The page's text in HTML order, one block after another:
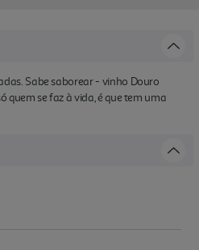
Sabe saborear - vinho Douro
quem se faz à vida, é que tem uma